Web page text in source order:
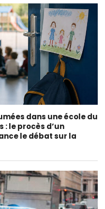
dans une école du
: le procès d’un
le débat sur la